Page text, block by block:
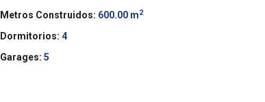
Metros Construidos: 600.00 m2
Dormitorios: 4
Garages: 5